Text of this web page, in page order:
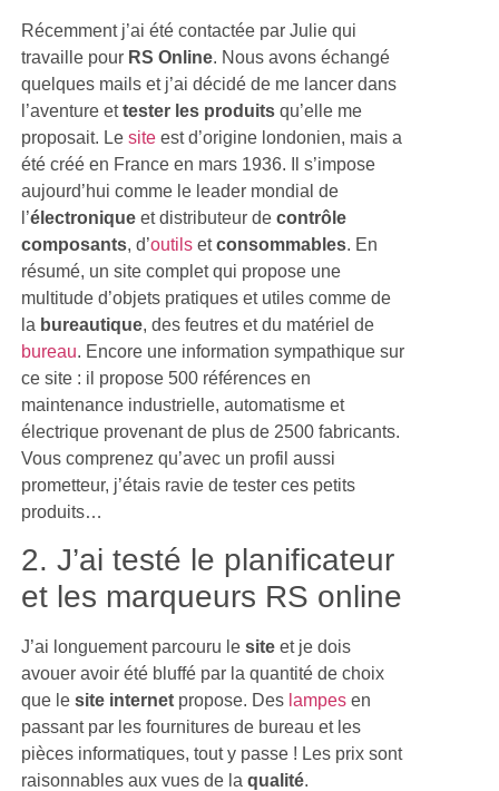
Récemment j’ai été contactée par Julie qui
travaille pour RS Online. Nous avons échangé
quelques mails et j’ai décidé de me lancer dans
l’aventure ettester les produits qu’elle me
proposait. Lesite est d’origine londonien, mais a
été créé en France en mars 1936. Il s’impose
aujourd’hui comme le leader mondial de
l’électronique et distributeur decontrôle
composants, d’outils etconsommables. En
résumé, un site complet qui propose une
multitude d’objets pratiques et utiles comme de
la bureautique, des feutres et du matériel de
bureau. Encore une information sympathique sur
ce site : il propose 500 références en
maintenance industrielle, automatisme et
électrique provenant de plus de 2500 fabricants.
Vous comprenez qu’avec un profil aussi
prometteur, j’étais ravie de tester ces petits
produits…
2. J’ai testé le planificateur
et les marqueurs RS online
J’ai longuement parcouru lesite et je dois
avouer avoir été bluffé par la quantité de choix
que lesite internet propose. Des lampes en
passant par les fournitures de bureau et les
pièces informatiques, tout y passe ! Les prix sont
raisonnables aux vues de laqualité.